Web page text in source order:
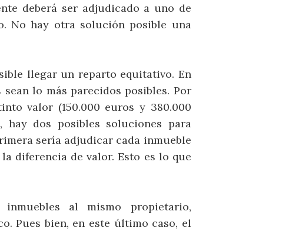
deberá ser adjudicado a uno de
No hay otra solución posible una
llegar un reparto equitativo. En
lo más parecidos posibles. Por
valor (150.000 euros y 380.000
hay dos posibles soluciones para
sería adjudicar cada inmueble
diferencia de valor. Esto es lo que
al mismo propietario,
Pues bien, en este último caso, el